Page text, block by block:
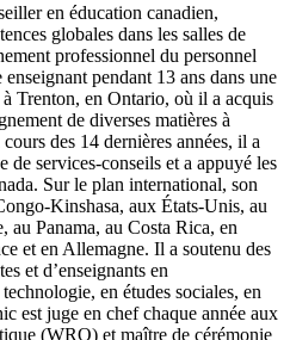
en éducation canadien,
globales dans les salles de
professionnel du personnel
pendant 13 ans dans une
Trenton, en Ontario, où il a acquis
de diverses matières à
des 14 dernières années, il a
de services-conseils et a appuyé les
Sur le plan international, son
Kinshasa, aux États-Unis, au
Panama, au Costa Rica, en
et en Allemagne. Il a soutenu des
et d’enseignants en
en études sociales, en
est juge en chef chaque année aux
(WRO) et maître de cérémonie